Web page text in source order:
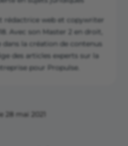
rédactrice web et copywriter
Avec son Master 2 en droit,
dans la création de contenus
des articles experts sur la
pour Propulse.
mai 2021